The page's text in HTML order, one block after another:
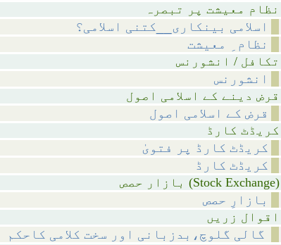
اسلامی بینکاری__کتنی اسلامی؟
نظام ِ معیشت
انشورنس
قرض کے اسلامی اصول
کریڈٹ کارڈ پر فتویٰ
کریڈٹ کارڈ
بازار حصص (Stock Exchange)
بازارِ حصص